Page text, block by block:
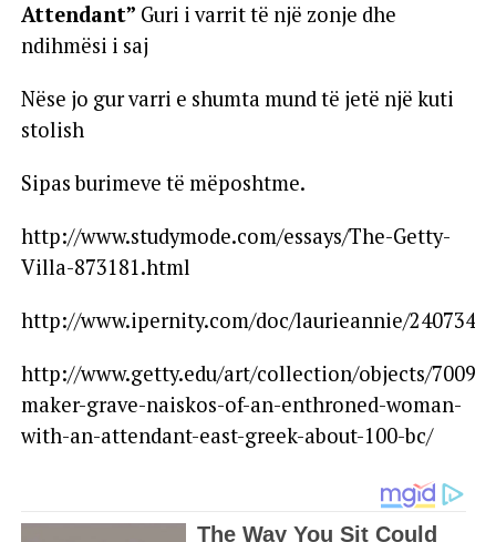
Attendant” Guri i varrit të një zonje dhe
ndihmësi i saj
Nëse jo gur varri e shumta mund të jetë një kuti
stolish
Sipas burimeve të mëposhtme.
http://www.studymode.com/essays/The-Getty-
Villa-873181.html
http://www.ipernity.com/doc/laurieannie/
http://www.getty.edu/art/collection/objects/7009/
maker-grave-naiskos-of-an-enthroned-woman-
with-an-attendant-east-greek-about-100-bc/